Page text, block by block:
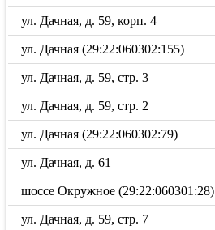
ул. Дачная, д. 59, корп. 4
ул. Дачная (29:22:060302:155)
ул. Дачная, д. 59, стр. 3
ул. Дачная, д. 59, стр. 2
ул. Дачная (29:22:060302:79)
ул. Дачная, д. 61
шоссе Окружное (29:22:060301:28)
ул. Дачная, д. 59, стр. 7